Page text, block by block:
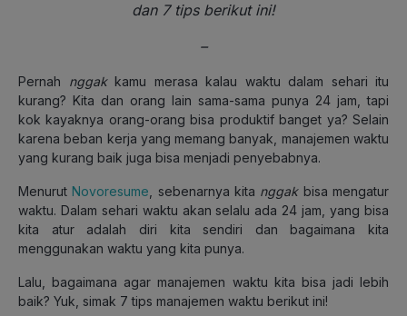
dan 7 tips berikut ini!
–
Pernah nggakkamu merasa kalau waktu dalam sehari itu
kurang? Kita dan orang lain sama-sama punya 24 jam, tapi
kok kayaknya orang-orang bisa produktif banget ya? Selain
karena beban kerja yang memang banyak, manajemen waktu
yang kurang baik juga bisa menjadi penyebabnya.
MenurutNovoresume , sebenarnya kita nggakbisa mengatur
waktu. Dalam sehari waktu akan selalu ada 24 jam, yang bisa
kita atur adalah diri kita sendiri dan bagaimana kita
menggunakan waktu yang kita punya.
Lalu, bagaimana agar manajemen waktu kita bisa jadi lebih
baik? Yuk, simak 7 tips manajemen waktu berikut ini!